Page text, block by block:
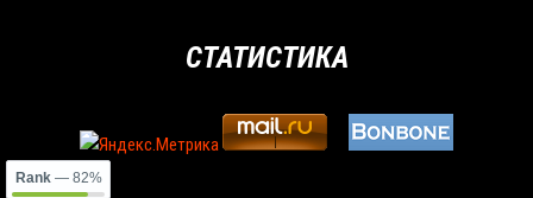
СТАТИСТИКА
Rank— 82%